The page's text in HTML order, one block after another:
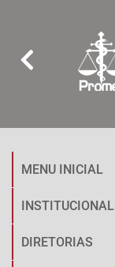
MENU INICIAL
INSTITUCIONAL
DIRETORIAS